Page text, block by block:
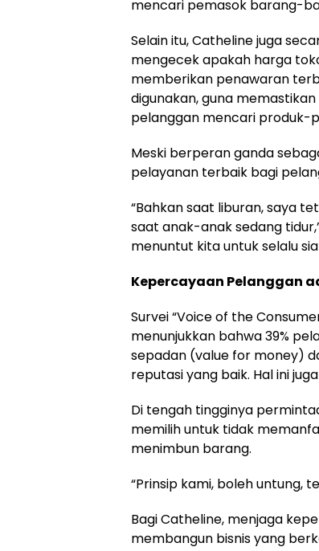
mencari pemasok barang-
Selain itu, Catheline juga
mengecek apakah harga
memberikan penawaran
digunakan, guna
pelanggan mencari produk-
Meski berperan ganda
pelayanan terbaik bagi
“Bahkan saat liburan, saya
saat anak-anak sedang
menuntut kita untuk selalu
Kepercayaan Pelanggan
Survei “Voice of the
menunjukkan bahwa 39%
sepadan (value for money)
reputasi yang baik. Hal ini
Di tengah tingginya
memilih untuk tidak
menimbun barang.
“Prinsip kami, boleh untung,
Bagi Catheline, menjaga
membangun bisnis yang